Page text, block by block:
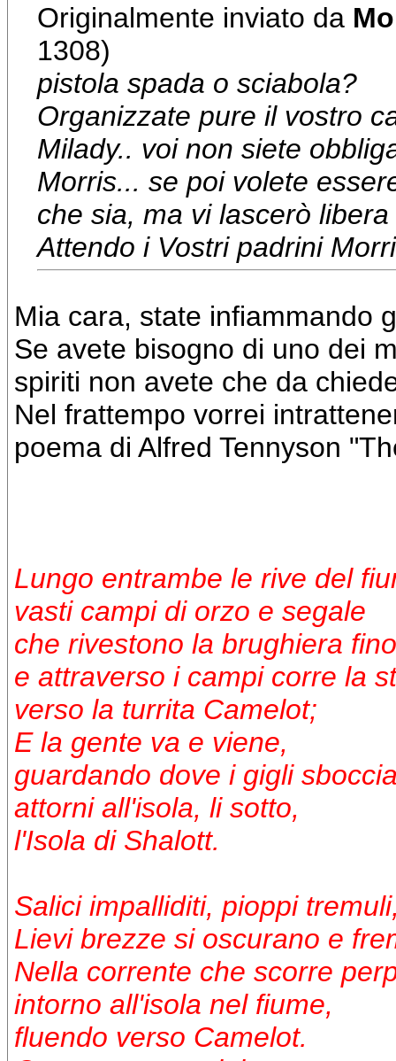
Originalmente inviato da
1308)
pistola spada o sciabola?
Organizzate pure il vostro
Milady.. voi non siete
Morris... se poi volete
che sia, ma vi lascerò
Attendo i Vostri padrini
Mia cara, state infiammando
Se avete bisogno di uno dei
spiriti non avete che da
Nel frattempo vorrei
poema di Alfred Tennyson
Lungo entrambe le rive del
vasti campi di orzo e segale
che rivestono la brughiera
e attraverso i campi corre la
verso la turrita Camelot;
E la gente va e viene,
guardando dove i gigli
attorni all'isola, li sotto,
l'Isola di Shalott.
Salici impalliditi, pioppi
Lievi brezze si oscurano e
Nella corrente che scorre
intorno all'isola nel fiume,
fluendo verso Camelot.